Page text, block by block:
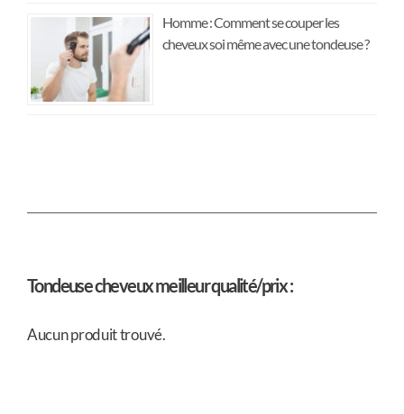
Homme : Comment se couper les
cheveux soi même avec une tondeuse ?
Tondeuse cheveux meilleur qualité/prix :
Aucun produit trouvé.